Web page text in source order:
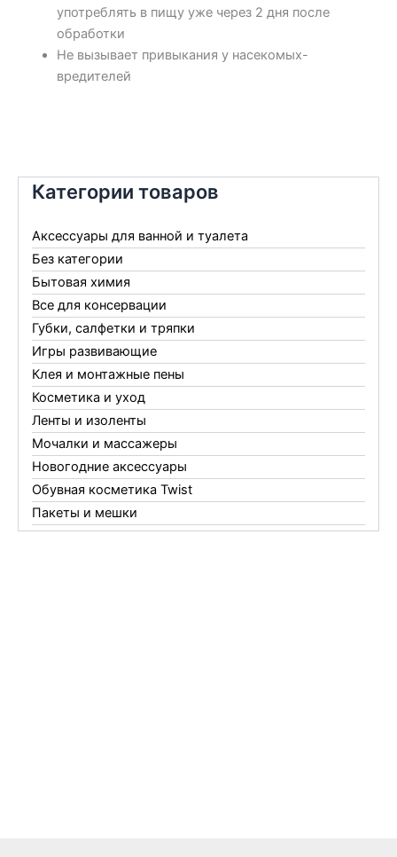
Категории товаров
Аксессуары для ванной и туалета
Без категории
Бытовая химия
Все для консервации
Губки, салфетки и тряпки
Игры развивающие
Клея и монтажные пены
Косметика и уход
Ленты и изоленты
Мочалки и массажеры
Новогодние аксессуары
Обувная косметика Twist
Пакеты и мешки
Перчатки
употреблять в пищу уже через 2 дня после
обработки
Не вызывает привыкания у насекомых-
вредителей